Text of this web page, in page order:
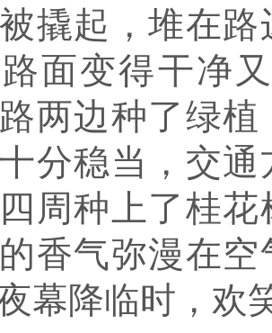
撬起，堆在
面变得干净
两边种了绿
分稳当，交
周种上了桂
香气弥漫在
幕降临时，欢